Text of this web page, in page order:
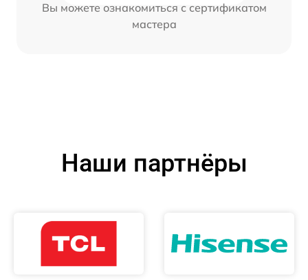
Вы можете ознакомиться с сертификатом
мастера
Наши партнёры